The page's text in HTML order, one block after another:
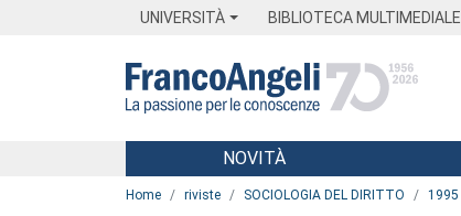
UNIVERSITÀ BIBLIOTECA MULTIMEDIALE
Menu
NOVITÀ
Home riviste SOCIOLOGIA DEL DIRITTO 1995